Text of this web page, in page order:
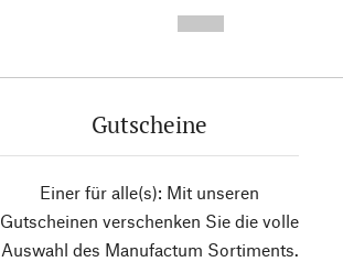
Gutscheine
Einer für alle(s): Mit unseren
Gutscheinen verschenken Sie die volle
Auswahl des Manufactum Sortiments.